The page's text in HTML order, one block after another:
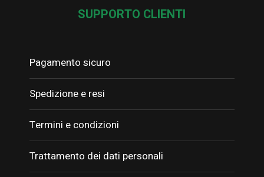
SUPPORTO CLIENTI
Pagamento sicuro
Spedizione e resi
Termini e condizioni
Trattamento dei dati personali